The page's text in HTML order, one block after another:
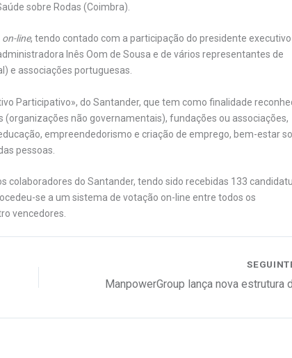
sobre Rodas (Coimbra).
on-line, tendo contado com a participação do presidente
Inês Oom de Sousa e de vários representantes de
e associações portuguesas.
Participativo», do Santander, que tem como finalidade
(organizações não governamentais), fundações ou associações,
empreendedorismo e criação de emprego, bem-estar
pessoas.
do Santander, tendo sido recebidas 133
se a um sistema de votação on-line entre todos os
vencedores.